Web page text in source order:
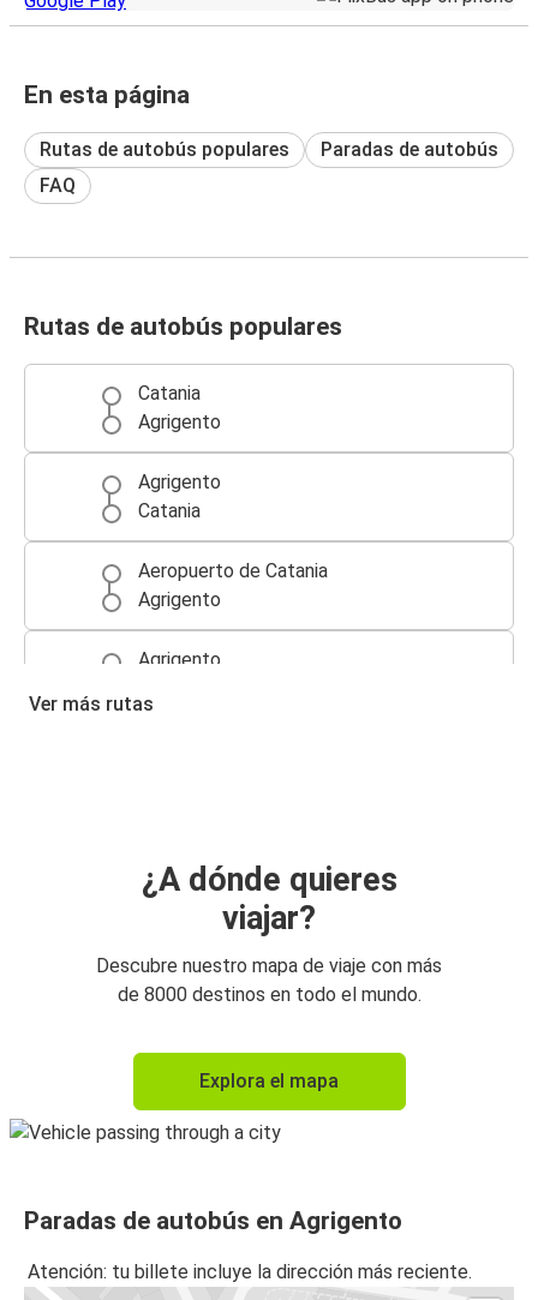
En esta página
Rutas de autobús populares
Paradas de autobús
FAQ
Rutas de autobús populares
Catania
Agrigento
Agrigento
Catania
Aeropuerto de Catania
Agrigento
Agrigento
Agrigento
Mesina
Agrigento
Aeropuerto de Trapani
Sciacca
Caltanissetta
Ver más rutas
¿A dónde quieres
viajar?
Descubre nuestro mapa de viaje con más
de 8000 destinos en todo el mundo.
Explora el mapa
Paradas de autobús en Agrigento
Atención: tu billete incluye la dirección más reciente.